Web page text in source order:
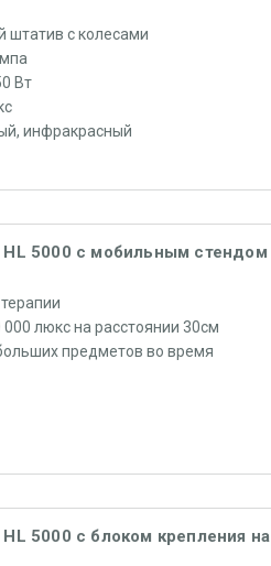
с колесами
Вт
инфракрасный
HL 5000 с мобильным стендом
люкс на расстоянии 30см
предметов во время
5000 с блоком крепления на